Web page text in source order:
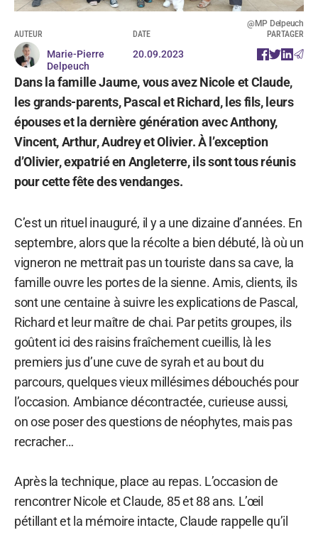
@MP Delpeuch
AUTEUR
Marie-Pierre
Delpeuch
DATE
20.09.2023
PARTAGER
Dans la famille Jaume, vous avez Nicole et Claude,
les grands-parents, Pascal et Richard, les fils, leurs
épouses et la dernière génération avec Anthony,
Vincent, Arthur, Audrey et Olivier. À l’exception
d’Olivier, expatrié en Angleterre, ils sont tous réunis
pour cette fête des vendanges.
C’est un rituel inauguré, il y a une dizaine d’années. En
septembre, alors que la récolte a bien débuté, là où un
vigneron ne mettrait pas un touriste dans sa cave, la
famille ouvre les portes de la sienne. Amis, clients, ils
sont une centaine à suivre les explications de Pascal,
Richard et leur maître de chai. Par petits groupes, ils
goûtent ici des raisins fraîchement cueillis, là les
premiers jus d’une cuve de syrah et au bout du
parcours, quelques vieux millésimes débouchés pour
l’occasion. Ambiance décontractée, curieuse aussi,
on ose poser des questions de néophytes, mais pas
recracher…
Après la technique, place au repas. L’occasion de
rencontrer Nicole et Claude, 85 et 88 ans. L’œil
pétillant et la mémoire intacte, Claude rappelle qu’il